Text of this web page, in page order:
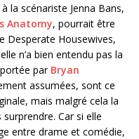
la scénariste Jenna Bans,
Anatomy, pourrait être
Desperate Housewives,
n’a bien entendu pas la
par Bryan
assumées, sont ce
mais malgré cela la
Car si elle
entre drame et comédie,